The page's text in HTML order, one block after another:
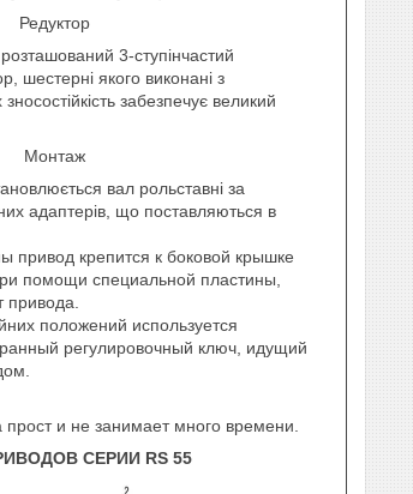
Редуктор
3-ступінчастий
шестерні якого виконані з
зносостійкість забезпечує великий
Монтаж
вал рольставні за
адаптерів, що поставляються в
привод крепится к боковой крышке
помощи специальной пластины,
привода.
положений используется
регулировочный ключ, идущий
и не занимает много времени.
СЕРИИ RS 55